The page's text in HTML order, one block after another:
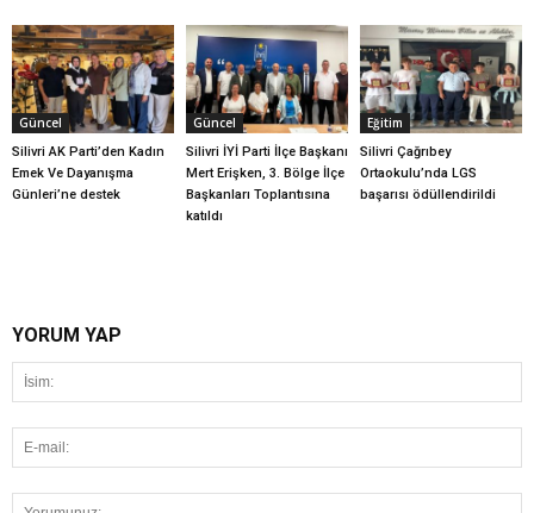
Güncel
Silivri AK Parti’den Kadın
Emek Ve Dayanışma
Günleri’ne destek
Güncel
Silivri İYİ Parti İlçe Başkanı
Mert Erişken, 3. Bölge İlçe
Başkanları Toplantısına
katıldı
Eğitim
Silivri Çağrıbey
Ortaokulu’nda LGS
başarısı ödüllendirildi
YORUM YAP